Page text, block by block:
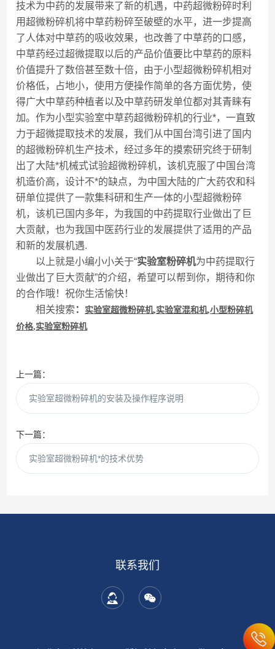
技术为中药的发展带来了新的机遇，中药超微粉碎时利
用超微粉碎机将中草药粉碎至破壁的水平，进一步提高
了人体对中草药的吸收效果，也改善了中草药的口感，
中草药经过超微提取以后的产品价值要比中草药的原料
价值提升了数倍甚至数十倍，由于小型超微粉碎机相对
价格低，占地小，使用方便操作简单的各方面优势，使
得广大中草药种植者以及中草药研发单位都对其青睐有
加。作为小型实验室中草药超微粉碎机的行业*，一直致
力于超微提取技术的发展，我们从中国台湾引进了国内
的超微粉碎机生产技术，经过多年的摸索研究终于研制
出了大陆*机械式试验超微粉碎机，该机克服了中国台湾
机造价高，设计不*的缺点，为中国大陆的广大药农和科
研单位提供了一款集科研和生产一体的小型超微粉碎
机，该机已国内多年，为我国的中药提取行业做出了巨
大贡献，也为我国中医药行业的发展提供了适用的产品
和新的发展机遇.
以上就是小编小小关于“实验室粉碎机为中药提取行
业做出了巨大贡献”的介绍，希望可以帮到你，期待和你
的合作哦！祝你生活愉快！
相关搜索 ： 实验室超微粉碎机,实验室混和机,小型粉碎机
价格,实验室粉碎机
上一篇：
实验室超微粉碎机的安装及操作程序说明
下一篇：
实验室超微粉碎机*的技术优势
联系我们